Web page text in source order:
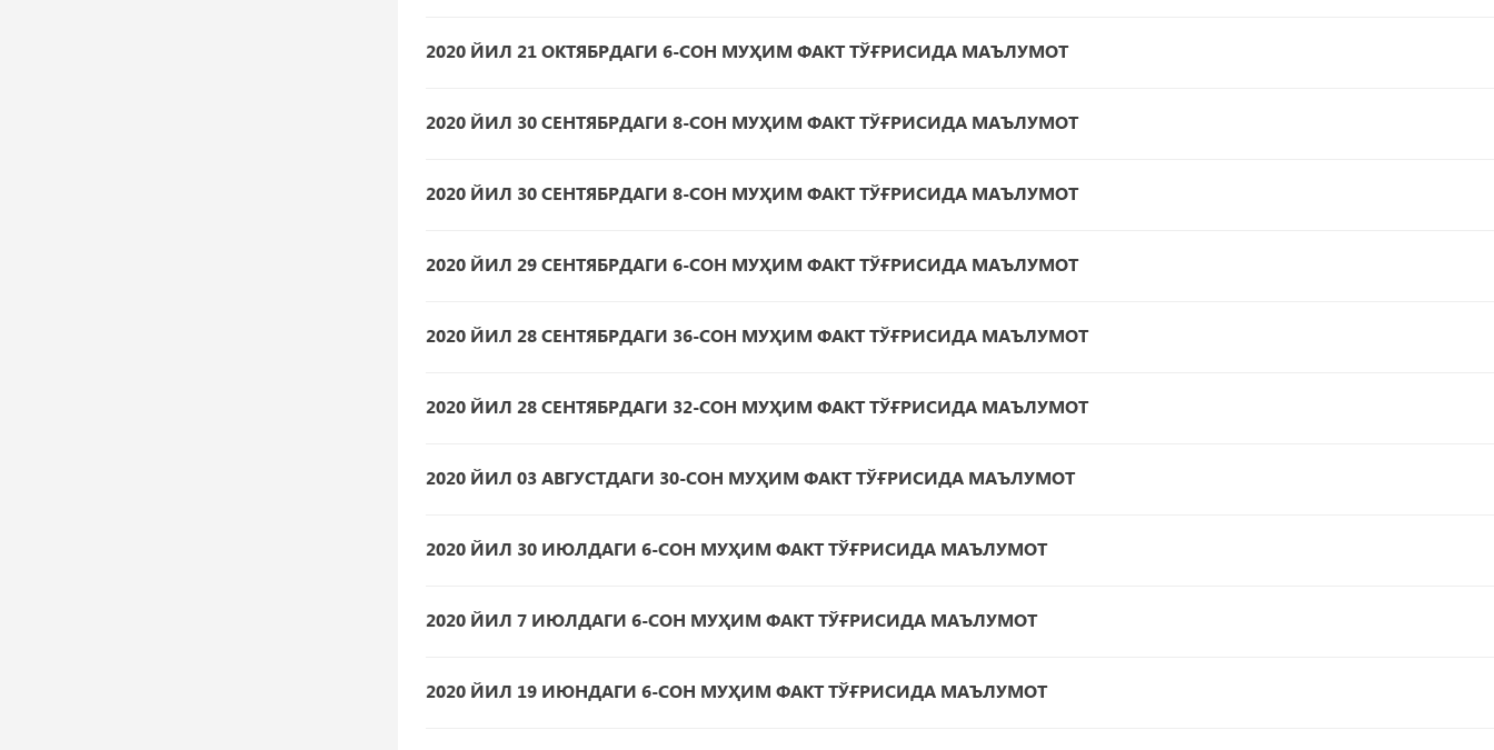
2020 ЙИЛ 21 ОКТЯБРДАГИ 6-СОН МУҲИМ ФАКТ ТЎҒРИСИДА МАЪЛУМОТ
2020 ЙИЛ 30 СЕНТЯБРДАГИ 8-СОН МУҲИМ ФАКТ ТЎҒРИСИДА МАЪЛУМОТ
2020 ЙИЛ 30 СЕНТЯБРДАГИ 8-СОН МУҲИМ ФАКТ ТЎҒРИСИДА МАЪЛУМОТ
2020 ЙИЛ 29 СЕНТЯБРДАГИ 6-СОН МУҲИМ ФАКТ ТЎҒРИСИДА МАЪЛУМОТ
2020 ЙИЛ 28 СЕНТЯБРДАГИ 36-СОН МУҲИМ ФАКТ ТЎҒРИСИДА МАЪЛУМОТ
2020 ЙИЛ 28 СЕНТЯБРДАГИ 32-СОН МУҲИМ ФАКТ ТЎҒРИСИДА МАЪЛУМОТ
2020 ЙИЛ 03 АВГУСТДАГИ 30-СОН МУҲИМ ФАКТ ТЎҒРИСИДА МАЪЛУМОТ
2020 ЙИЛ 30 ИЮЛДАГИ 6-СОН МУҲИМ ФАКТ ТЎҒРИСИДА МАЪЛУМОТ
2020 ЙИЛ 7 ИЮЛДАГИ 6-СОН МУҲИМ ФАКТ ТЎҒРИСИДА МАЪЛУМОТ
2020 ЙИЛ 19 ИЮНДАГИ 6-СОН МУҲИМ ФАКТ ТЎҒРИСИДА МАЪЛУМОТ